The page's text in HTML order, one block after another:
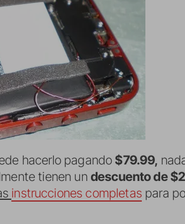
hacerlo pagando $79.99,
tienen un descuento de
instrucciones completaspara